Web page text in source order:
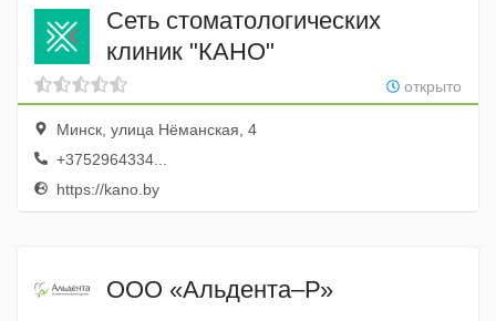
Сеть стоматологических
клиник "КАНО"
открыто
Минск, улица Нёманская, 4
+3752964334...
https://kano.by
ООО «Альдента–Р»